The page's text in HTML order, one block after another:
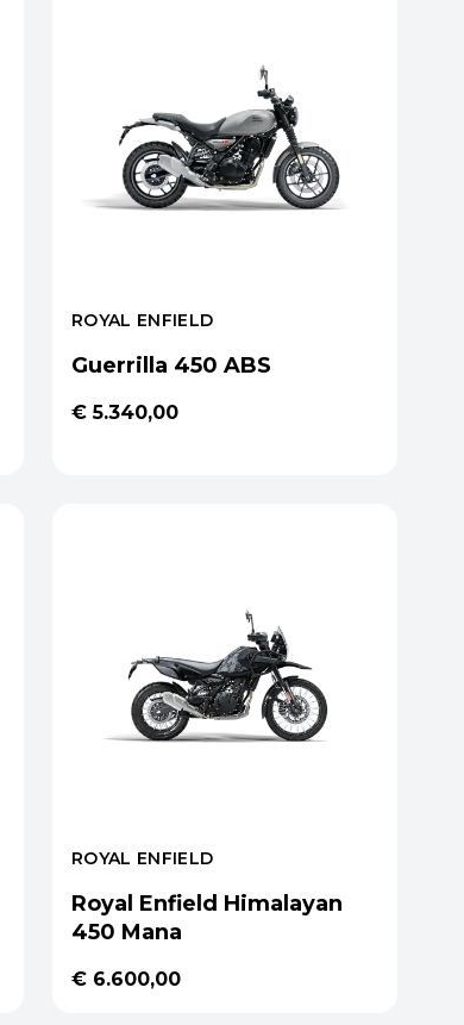
ROYAL ENFIELD
Guerrilla 450 ABS
€ 5.340,00
ROYAL ENFIELD
Royal Enfield Himalayan
450 Mana
€ 6.600,00